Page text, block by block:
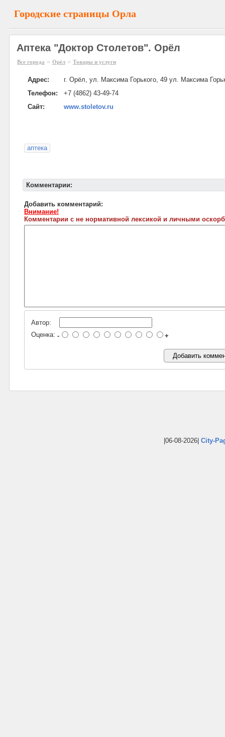
Городские страницы Орла
Аптека "Доктор Столетов". Орёл
Все города » Орёл » Товары и услуги
Адрес:
г. Орёл, ул. Максима Горького, 49 ул. Максима
Телефон:
+7 (4862) 43-49-74
Сайт:
www.stoletov.ru
аптека
Комментарии:
Добавить комментарий:
Внимание!
Комментарии с не нормативной лексикой и личными
Автор:
Оценка: - +
|06-08-2026| City-